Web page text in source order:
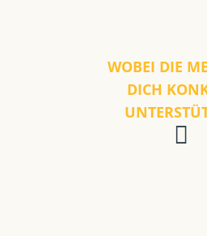
WOBEI DIE
DICH